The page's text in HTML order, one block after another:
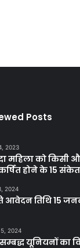
Posts
2023
महिला को किसी
होने के 15
2024
आवेदन तिथि 15
2024
यूनियनों का